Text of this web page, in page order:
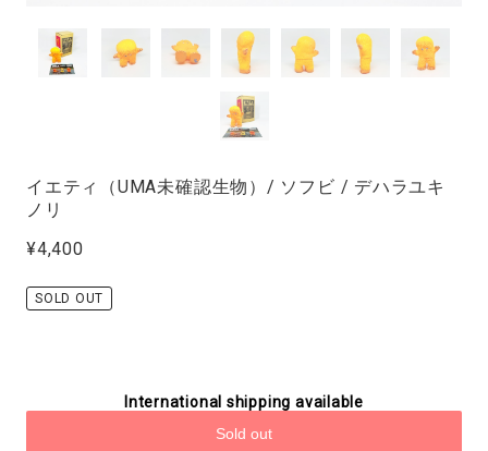
イエティ（UMA未確認生物）/ ソフビ / デハラユキ
ノリ
¥4,400
SOLD OUT
International shipping available
Sold out